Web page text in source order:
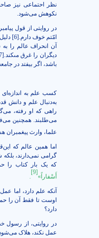
نظر احتماعی نیز
نکوهش می‌شود.
در روایتی از قول
امّتم خوف دارم.[6]
آن انحراف عالم را
ديگران را غرق مى‏كند.
باشد، اگر بیفتد در
کسب علم به اندازه‌ای
به‌دنبال علم و دانش
راهی که او رفته،
می‌طلبند. همچنین
علما، وارث پيغمبران
اما همین عالم که
گرامی نمی‌دارند،
که یک بار کتاب را
أَسْفاراً»
[9]
.
آنکه علم دارد، اما
اوست تا فقط آن را
دارد؟
در روایتی، از رسول
عمل نکند، هلاک